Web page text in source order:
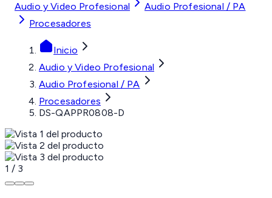
Audio y Video Profesional
Audio Profesional / PA
Procesadores
Inicio
Audio y Video Profesional
Audio Profesional / PA
Procesadores
DS-QAPPR0808-D
1 / 3